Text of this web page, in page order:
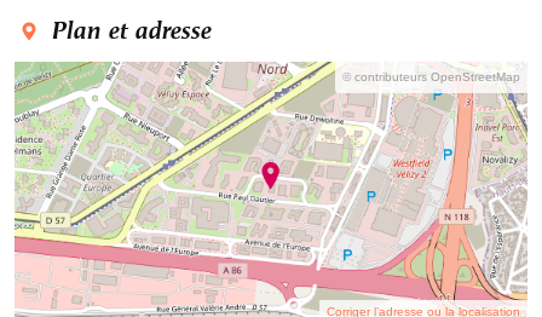
Plan et adresse
© contributeurs OpenStreetMap
Corriger l’adresse ou la localisation